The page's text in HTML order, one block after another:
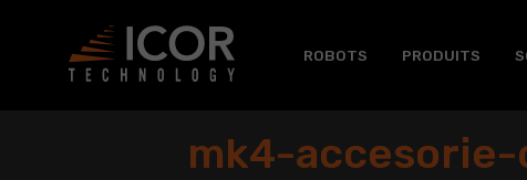
ROBOTS PRODUITS
mk4-